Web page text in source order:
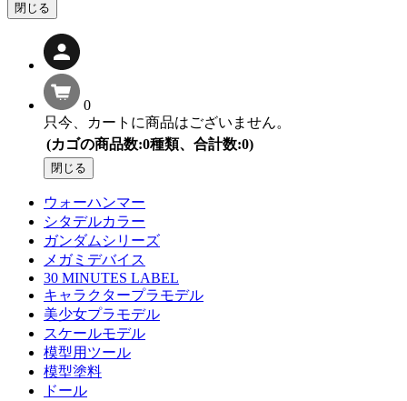
閉じる
0
只今、カートに商品はございません。
(カゴの商品数:0種類、合計数:0)
閉じる
ウォーハンマー
シタデルカラー
ガンダムシリーズ
メガミデバイス
30 MINUTES LABEL
キャラクタープラモデル
美少女プラモデル
スケールモデル
模型用ツール
模型塗料
ドール